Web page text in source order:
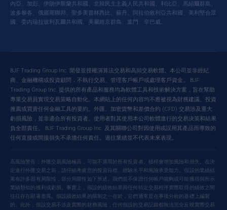
內亞、加彭、伊朗伊斯蘭共和國、北韓民主主義人民共和國、利比亞、馬紹爾群島、
波多黎各、俄羅斯聯邦、聖多美普林西比、蘇丹、阿拉伯敘利亞共和國、美利堅合眾
國、委內瑞拉玻利瓦爾共和國、美屬維京群島、葉門、辛巴威。
BJF Trading Group Inc. 開發並授權演算法交易和高頻交易軟體。本公司並非經紀
商、金融機構或投資顧問，不執行交易、管理客戶帳戶或處理客戶資金。 BJF
Trading Group Inc. 提供的所有產品和服務均為軟體工具和技術解決方案，旨在幫助
專業交易員實現交易策略自動化。本網站上的任何內容均不應被視為財務建議、投資
推薦或買賣任何金融工具的要約。外匯、加密貨幣和差價合約 (CFD) 交易涉及重大
虧損風險，並非適合所有投資者。使用者對其使用本公司軟體進行的交易決策和結果
負全部責任。 BJF Trading Group Inc. 及其關聯公司對因使用或誤用其產品而導致的
任何直接或間接損失不承擔任何責任。過往業績並不代表未來表現。
高風險警告：外匯交易風險極高，可能不適用於所有投資者。槓桿會增加風險和損失。在決
定進行外匯交易之前，請仔細考慮您的投資目標、經驗水平和風險承受能力。假設的業績結
果有許多固有局限性，部分局限性如下所述。我們並不保證任何帳戶能夠或可能獲得與所示
業績類似的獲利或虧損。事實上，假設的績效結果與任何特定交易程序實際取得的績效之間
往往存在顯著差異。假設績效結果的限制之一在於，它們通常是在事後分析的基礎上編製
的。此外，假設交易不涉及實際的財務風險，任何假設的交易記錄都無法完全反映實際交易